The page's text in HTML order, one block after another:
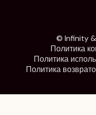
© Infinity
Политика
Политика
Политика